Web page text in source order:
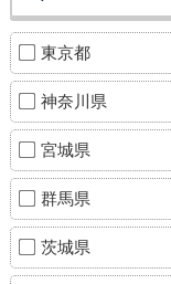
東京都
神奈川県
宮城県
群馬県
茨城県